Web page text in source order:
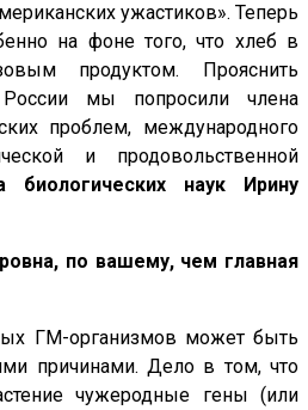
ужастиков». Теперь
на фоне того, что хлеб в
продуктом. Прояснить
мы попросили члена
проблем, международного
и продовольственной
биологических наук Ирину
по вашему, чем главная
ГМ-организмов может быть
причинами. Дело в том, что
чужеродные гены (или